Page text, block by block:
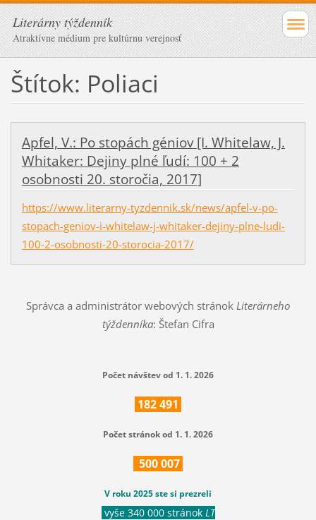
Literárny týždenník
Atraktívne médium pre kultúrnu verejnosť
Štítok: Poliaci
Apfel, V.: Po stopách géniov [I. Whitelaw, J.
Whitaker: Dejiny plné ľudí: 100 + 2
osobnosti 20. storočia, 2017]
https://www.literarny-tyzdennik.sk/news/apfel-v-po-
stopach-geniov-i-whitelaw-j-whitaker-dejiny-plne-ludi-
100-2-osobnosti-20-storocia-2017/
Správca a administrátor webových stránok Literárneho
týždenníka: Štefan Cifra
Počet návštev od 1. 1. 2026
182491
Počet stránok od 1. 1. 2026
500007
V roku 2025 ste si prezreli
vyše 340 000 stránok LT